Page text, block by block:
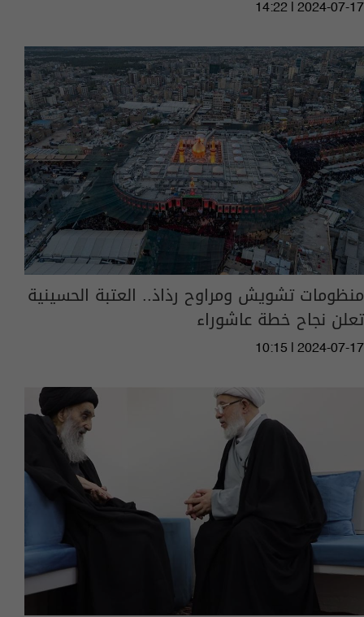
14:22 | 2024-07-17
منظومات تشويش ومراوح رذاذ.. العتبة الحسينية
تعلن نجاح خطة عاشوراء
10:15 | 2024-07-17